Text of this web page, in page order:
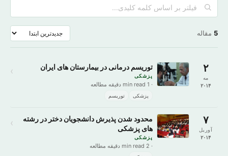
5 مقاله
۲
مه
۲۰۱۴
توریسم درمانی در بیمارستان های ایران
پزشکی
· 1 min read دقیقه مطالعه
پزشکی توریسم
›
۷
آوریل
۲۰۱۴
محدود شدن پذیرش دانشجویان دختر در رشته
های پزشکی
پزشکی
· 2 min read دقیقه مطالعه
›